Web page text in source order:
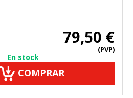
79,50 €
(PVP)
En stock
COMPRAR